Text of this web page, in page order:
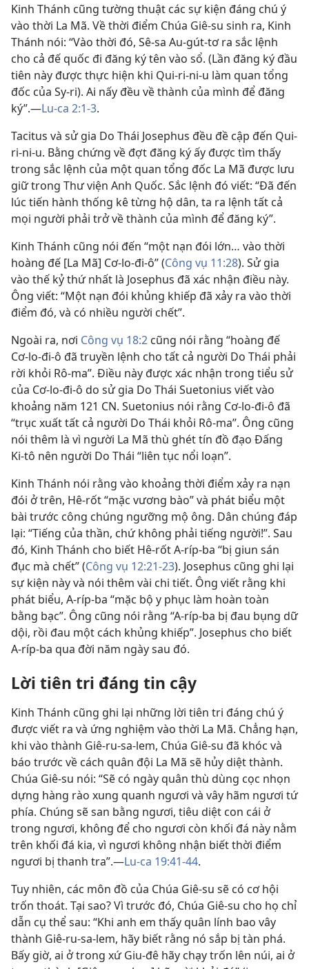
Kinh Thánh cũng tường thuật các sự kiện đáng chú ý
vào thời La Mã. Về thời điểm Chúa Giê-su sinh ra, Kinh
Thánh nói: “Vào thời đó, Sê-sa Au-gút-tơ ra sắc lệnh
cho cả đế quốc đi đăng ký tên vào sổ. (Lần đăng ký đầu
tiên này được thực hiện khi Qui-ri-ni-u làm quan tổng
đốc của Sy-ri). Ai nấy đều về thành của mình để đăng
ký”.​—Lu-ca 2:1-3.
Tacitus và sử gia Do Thái Josephus đều đề cập đến Qui-
ri-ni-u. Bằng chứng về đợt đăng ký ấy được tìm thấy
trong sắc lệnh của một quan tổng đốc La Mã được lưu
giữ trong Thư viện Anh Quốc. Sắc lệnh đó viết: “Đã đến
lúc tiến hành thống kê từng hộ dân, ta ra lệnh tất cả
mọi người phải trở về thành của mình để đăng ký”.
Kinh Thánh cũng nói đến “một nạn đói lớn… vào thời
hoàng đế [La Mã] Cơ-lo-đi-ô” (Công vụ 11:28). Sử gia
vào thế kỷ thứ nhất là Josephus đã xác nhận điều này.
Ông viết: “Một nạn đói khủng khiếp đã xảy ra vào thời
điểm đó, và có nhiều người chết”.
Ngoài ra, nơi Công vụ 18:2 cũng nói rằng “hoàng đế
Cơ-lo-đi-ô đã truyền lệnh cho tất cả người Do Thái phải
rời khỏi Rô-ma”. Điều này được xác nhận trong tiểu sử
của Cơ-lo-đi-ô do sử gia Do Thái Suetonius viết vào
khoảng năm 121 CN. Suetonius nói rằng Cơ-lo-đi-ô đã
“trục xuất tất cả người Do Thái khỏi Rô-ma”. Ông cũng
nói thêm là vì người La Mã thù ghét tín đồ đạo Đấng
Ki-tô nên người Do Thái “liên tục nổi loạn”.
Kinh Thánh nói rằng vào khoảng thời điểm xảy ra nạn
đói ở trên, Hê-rốt “mặc vương bào” và phát biểu một
bài trước công chúng ngưỡng mộ ông. Dân chúng đáp
lại: “Tiếng của thần, chứ không phải tiếng người!”. Sau
đó, Kinh Thánh cho biết Hê-rốt A-ríp-ba “bị giun sán
đục mà chết” (Công vụ 12:21-23). Josephus cũng ghi lại
sự kiện này và nói thêm vài chi tiết. Ông viết rằng khi
phát biểu, A-ríp-ba “mặc bộ y phục làm hoàn toàn
bằng bạc”. Ông cũng nói rằng “A-ríp-ba bị đau bụng dữ
dội, rồi đau một cách khủng khiếp”. Josephus cho biết
A-ríp-ba qua đời năm ngày sau đó.
Lời tiên tri đáng tin cậy
Kinh Thánh cũng ghi lại những lời tiên tri đáng chú ý
được viết ra và ứng nghiệm vào thời La Mã. Chẳng hạn,
khi vào thành Giê-ru-sa-lem, Chúa Giê-su đã khóc và
báo trước về cách quân đội La Mã sẽ hủy diệt thành.
Chúa Giê-su nói: “Sẽ có ngày quân thù dùng cọc nhọn
dựng hàng rào xung quanh ngươi và vây hãm ngươi tứ
phía. Chúng sẽ san bằng ngươi, tiêu diệt con cái ở
trong ngươi, không để cho ngươi còn khối đá này nằm
trên khối đá kia, vì ngươi không nhận biết thời điểm
ngươi bị thanh tra”.​—Lu-ca 19:41-44.
Tuy nhiên, các môn đồ của Chúa Giê-su sẽ có cơ hội
trốn thoát. Tại sao? Vì trước đó, Chúa Giê-su cho họ chỉ
dẫn cụ thể sau: “Khi anh em thấy quân lính bao vây
thành Giê-ru-sa-lem, hãy biết rằng nó sắp bị tàn phá.
Bấy giờ, ai ở trong xứ Giu-đê hãy chạy trốn lên núi, ai ở